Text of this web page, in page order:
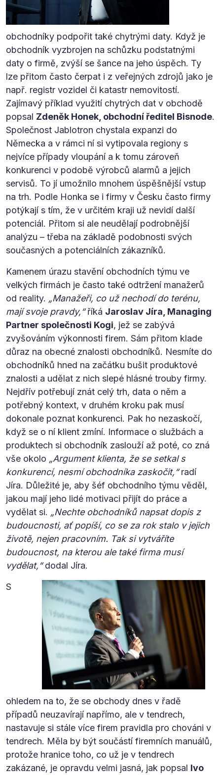
obchodníky podpořit také chytrými daty. Když je
obchodník vyzbrojen na schůzku podstatnými
daty o firmě, zvýší se šance na jeho úspěch. Ty
lze přitom často čerpat i z veřejných zdrojů jako je
např. registr vozidel či katastr nemovitostí.
Zajímavý příklad využití chytrých dat v obchodě
popsal Zdeněk Honek, obchodní ředitel Bisnode.
Společnost Jablotron chystala expanzi do
Německa a v rámci ní si vytipovala regiony s
nejvíce případy vloupání a k tomu zároveň
konkurenci v podobě výrobců alarmů a jejich
servisů. To jí umožnilo mnohem úspěšnější vstup
na trh. Podle Honka se i firmy v Česku často firmy
potýkají s tím, že v určitém kraji už nevidí další
potenciál. Přitom si ale neudělají podrobnější
analýzu – třeba na základě podobnosti svých
současných a potenciálních zákazníků.
Kamenem úrazu stavění obchodních týmu ve
velkých firmách je často také odtržení manažerů
od reality. „Manažeři, co už nechodí do terénu,
mají svoje pravdy,“říká Jaroslav Jíra, Managing
Partner společnosti Kogi, jež se zabývá
zvyšováním výkonnosti firem. Sám přitom klade
důraz na obecné znalosti obchodníků. Nesmíte do
obchodníků hned na začátku bušit produktové
znalosti a udělat z nich slepé hlásné trouby firmy.
Nejdřív potřebují znát celý trh, data o něm a
potřebný kontext, v druhém kroku pak musí
dokonale poznat konkurenci. Pak ho nezaskočí,
když se o ní klient zmíní. Informace o službách a
produktech si obchodník zaslouží až poté, co zná
vše okolo „Argument klienta, že se setkal s
konkurencí, nesmí obchodníka zaskočit,“radí
Jíra. Důležité je, aby šéf obchodního týmu věděl,
jakou mají jeho lidé motivaci přijít do práce a
vydělat si. „Nechte obchodníků napsat dopis z
budoucnosti, ať popíší, co se za rok stalo v jejich
životě, nejen pracovním. Tak si vytváříte
budoucnost, na kterou ale také firma musí
vydělat,“dodal Jíra.
S
ohledem na to, že se obchody dnes v řadě
případů neuzavírají napřímo, ale v tendrech,
nastavuje si stále více firem pravidla pro chováni v
tendrech. Měla by být součástí firemních manuálů,
protože hranice toho, co už je v tendrech
zakázané, je opravdu velmi jasná, jak popsal Ivo